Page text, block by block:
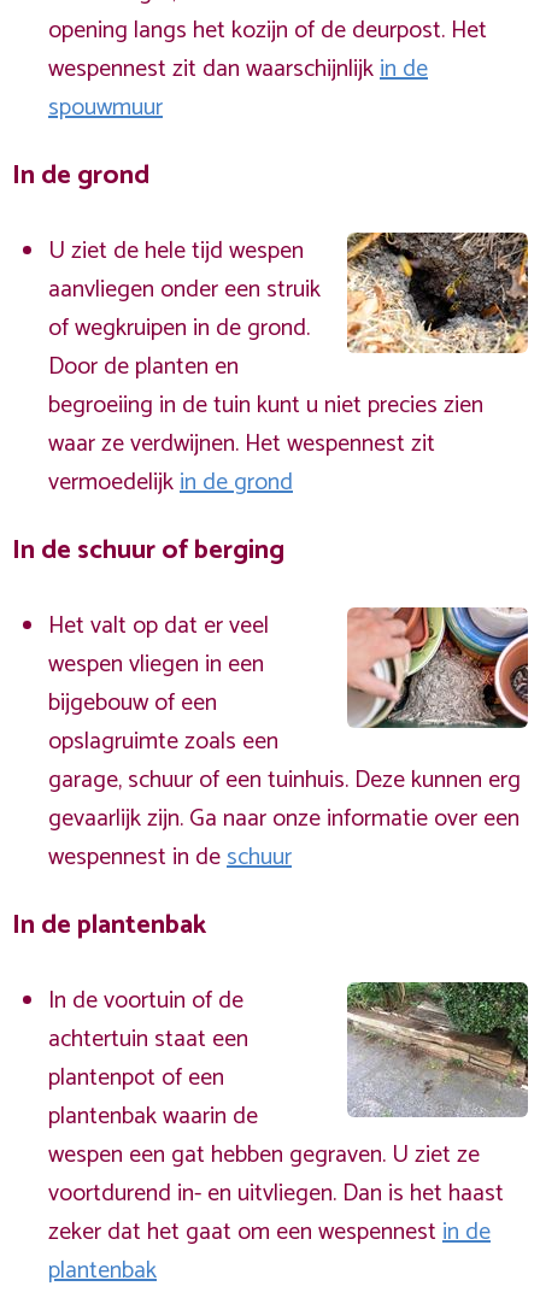
opening langs het kozijn of de deurpost. Het
wespennest zit dan waarschijnlijkin de
spouwmuur
In de grond
U ziet de hele tijd wespen
aanvliegen onder een struik
of wegkruipen in de grond.
Door de planten en
begroeiing in de tuin kunt u niet precies zien
waar ze verdwijnen. Het wespennest zit
vermoedelijkin de grond
In de schuur of berging
Het valt op dat er veel
wespen vliegen in een
bijgebouw of een
opslagruimte zoals een
garage, schuur of een tuinhuis. Deze kunnen erg
gevaarlijk zijn. Ga naar onze informatie over een
wespennest in deschuur
In de plantenbak
In de voortuin of de
achtertuin staat een
plantenpot of een
plantenbak waarin de
wespen een gat hebben gegraven. U ziet ze
voortdurend in- en uitvliegen. Dan is het haast
zeker dat het gaat om een wespennestin de
plantenbak